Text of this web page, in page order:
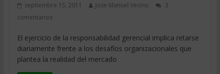
septiembre 15, 2011 Jose Manuel Vecino
3
comentarios
El ejercicio de la responsabilidad gerencial implica retarse
diariamente frente a los desafíos organizacionales que
plantea la realidad del mercado